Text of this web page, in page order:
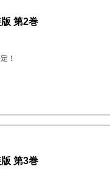
第2巻
！
第3巻